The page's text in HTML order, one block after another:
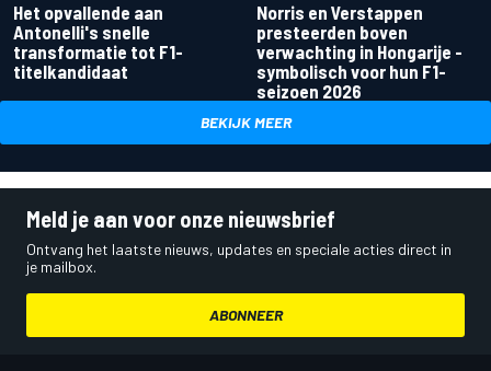
Het opvallende aan
Antonelli's snelle
transformatie tot F1-
titelkandidaat
Norris en Verstappen
presteerden boven
verwachting in Hongarije -
symbolisch voor hun F1-
seizoen 2026
BEKIJK MEER
Meld je aan voor onze nieuwsbrief
Ontvang het laatste nieuws, updates en speciale acties direct in
je mailbox.
ABONNEER